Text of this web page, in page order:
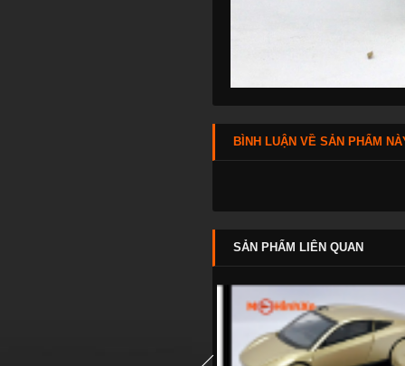
BÌNH LUẬN VỀ SẢN PHẨM
SẢN PHẨM LIÊN QUAN
prev